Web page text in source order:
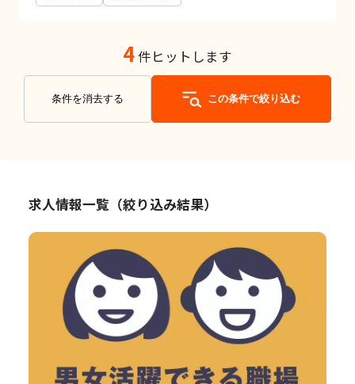
4件ヒットします
条件を消去する この条件で絞り込む
求人情報一覧（絞り込み結果）